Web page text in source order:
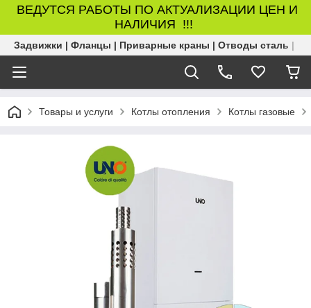
ВЕДУТСЯ РАБОТЫ ПО АКТУАЛИЗАЦИИ ЦЕН И
НАЛИЧИЯ !!!
Задвижки | Фланцы | Приварные краны | Отводы сталь |
Товары и услуги Котлы отопления Котлы газовые